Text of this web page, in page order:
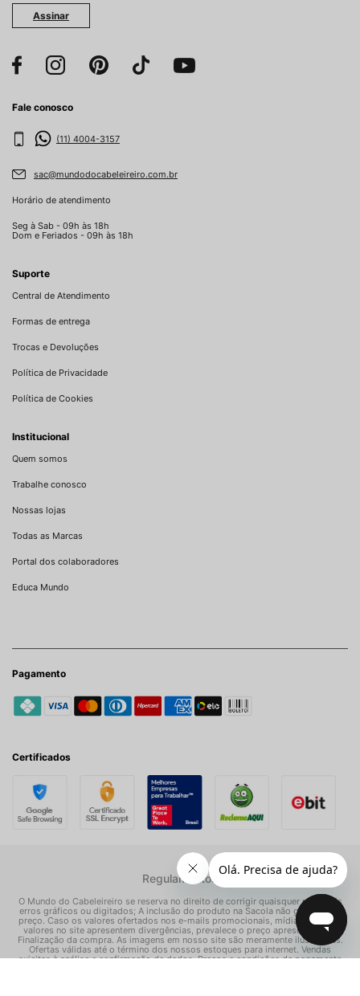
Assinar
Fale conosco
(11) 4004-3157
sac@mundodocabeleireiro.com.br
Horário de atendimento
Seg à Sab - 09h às 18h
Dom e Feriados - 09h às 18h
Suporte
Central de Atendimento
Formas de entrega
Trocas e Devoluções
Política de Privacidade
Política de Cookies
Institucional
Quem somos
Trabalhe conosco
Nossas lojas
Todas as Marcas
Portal dos colaboradores
Educa Mundo
Pagamento
Certificados
Regulamentos
O Mundo do Cabeleireiro se reserva no direito de corrigir quaisquer possíveis
erros gráficos ou digitados; A inclusão do produto na Sacola não garante seu
preço. Caso os valores ofertados nos e-mails promocionais, mídias sociais e
valores no site apresentem divergências, prevalece o preço apresentado na
Finalização da compra. As imagens em nosso site são meramente ilustrativas.
Ofertas válidas até o término dos nossos estoques para internet. Vendas
sujeitas à análise e confirmação de dados. Preços e condições de pagamento